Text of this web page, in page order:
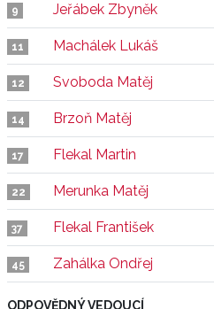
9 Jeřábek Zbyněk
11 Machálek Lukáš
12 Svoboda Matěj
14 Brzoň Matěj
17 Flekal Martin
22 Merunka Matěj
37 Flekal František
45 Zahálka Ondřej
ODPOVĚDNÝ VEDOUCÍ